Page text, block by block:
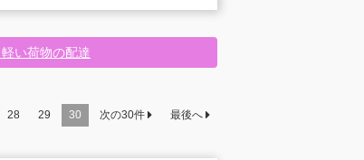
い荷物の配達
28 29 30 次の30件 最後へ